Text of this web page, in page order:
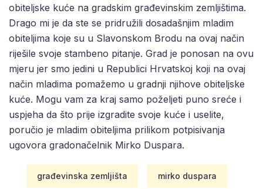
obiteljske kuće na gradskim građevinskim zemljištima.
Drago mi je da ste se pridružili dosadašnjim mladim
obiteljima koje su u Slavonskom Brodu na ovaj način
riješile svoje stambeno pitanje. Grad je ponosan na ovu
mjeru jer smo jedini u Republici Hrvatskoj koji na ovaj
način mladima pomažemo u gradnji njihove obiteljske
kuće. Mogu vam za kraj samo poželjeti puno sreće i
uspjeha da što prije izgradite svoje kuće i uselite,
poručio je mladim obiteljima prilikom potpisivanja
ugovora gradonačelnik Mirko Duspara.
građevinska zemljišta mirko duspara